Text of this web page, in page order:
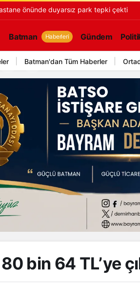
önünde duyarsız park tepki çekti
Batman Haberleri Gündem
Batman'dan Tüm Haberler
bin 64 TL’ye